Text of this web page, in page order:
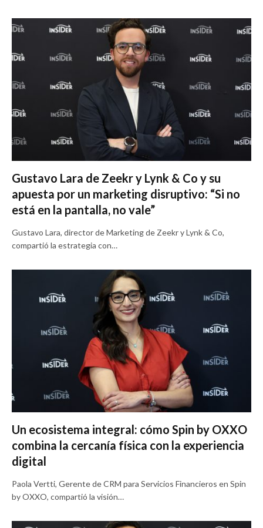
Gustavo Lara de Zeekr y Lynk & Co y su
apuesta por un marketing disruptivo: “Si no
está en la pantalla, no vale”
Gustavo Lara, director de Marketing de Zeekr y Lynk & Co,
compartió la estrategia con…
Un ecosistema integral: cómo Spin by OXXO
combina la cercanía física con la experiencia
digital
Paola Vertti, Gerente de CRM para Servicios Financieros en Spin
by OXXO, compartió la visión…